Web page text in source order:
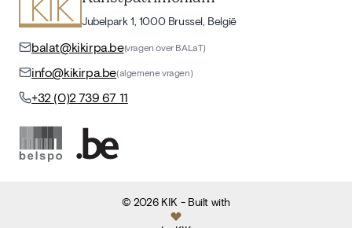
Jubelpark 1, 1000 Brussel, België
balat@kikirpa.be(vragen over BALaT)
info@kikirpa.be(algemene vragen)
+32 (0)2 739 67 11
©2026 KIK - Built with